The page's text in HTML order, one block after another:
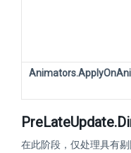
在此阶段，仅处理具有